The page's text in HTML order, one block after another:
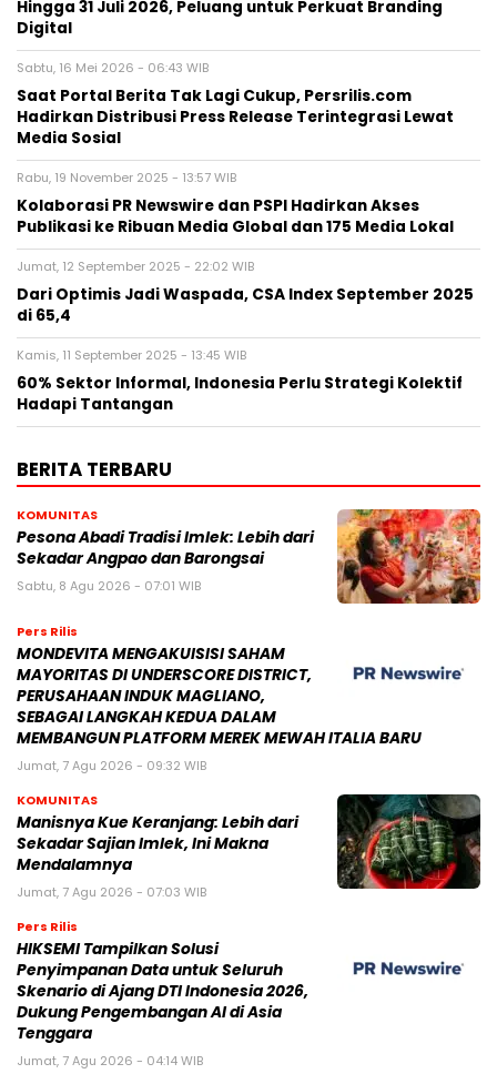
Hingga 31 Juli 2026, Peluang untuk Perkuat Branding
Digital
Sabtu, 16 Mei 2026 - 06:43 WIB
Saat Portal Berita Tak Lagi Cukup, Persrilis.com
Hadirkan Distribusi Press Release Terintegrasi Lewat
Media Sosial
Rabu, 19 November 2025 - 13:57 WIB
Kolaborasi PR Newswire dan PSPI Hadirkan Akses
Publikasi ke Ribuan Media Global dan 175 Media Lokal
Jumat, 12 September 2025 - 22:02 WIB
Dari Optimis Jadi Waspada, CSA Index September 2025
di 65,4
Kamis, 11 September 2025 - 13:45 WIB
60% Sektor Informal, Indonesia Perlu Strategi Kolektif
Hadapi Tantangan
BERITA TERBARU
KOMUNITAS
Pesona Abadi Tradisi Imlek: Lebih dari
Sekadar Angpao dan Barongsai
Sabtu, 8 Agu 2026 - 07:01 WIB
Pers Rilis
MONDEVITA MENGAKUISISI SAHAM
MAYORITAS DI UNDERSCORE DISTRICT,
PERUSAHAAN INDUK MAGLIANO,
SEBAGAI LANGKAH KEDUA DALAM
MEMBANGUN PLATFORM MEREK MEWAH ITALIA BARU
Jumat, 7 Agu 2026 - 09:32 WIB
KOMUNITAS
Manisnya Kue Keranjang: Lebih dari
Sekadar Sajian Imlek, Ini Makna
Mendalamnya
Jumat, 7 Agu 2026 - 07:03 WIB
Pers Rilis
HIKSEMI Tampilkan Solusi
Penyimpanan Data untuk Seluruh
Skenario di Ajang DTI Indonesia 2026,
Dukung Pengembangan AI di Asia
Tenggara
Jumat, 7 Agu 2026 - 04:14 WIB